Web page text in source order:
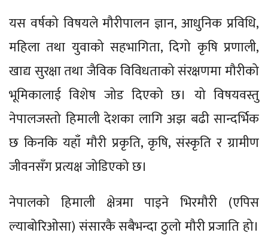
यस वर्षको विषयले मौरीपालन ज्ञान, आधुनिक प्रविधि,
महिला तथा युवाको सहभागिता, दिगो कृषि प्रणाली,
खाद्य सुरक्षा तथा जैविक विविधताको संरक्षणमा मौरीको
भूमिकालाई विशेष जोड दिएको छ। यो विषयवस्तु
नेपालजस्तो हिमाली देशका लागि अझ बढी सान्दर्भिक
छ किनकि यहाँ मौरी प्रकृति, कृषि, संस्कृति र ग्रामीण
जीवनसँग प्रत्यक्ष जोडिएको छ।
नेपालको हिमाली क्षेत्रमा पाइने भिरमौरी (एपिस
ल्याबोरिओसा) संसारकै सबैभन्दा ठुलो मौरी प्रजाति हो।